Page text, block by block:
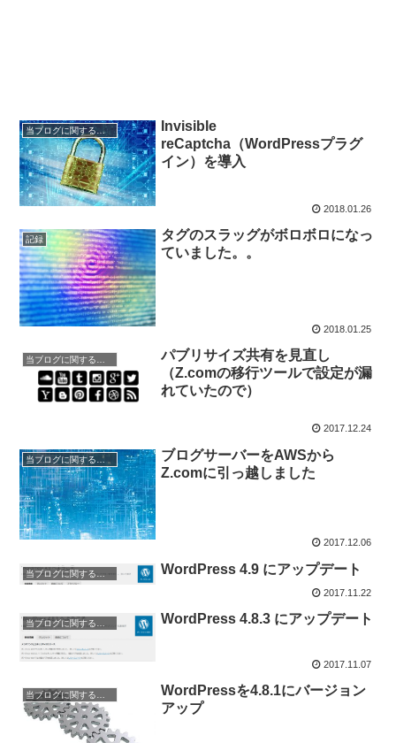
当ブログに関するお知らせ
Invisible
reCaptcha（WordPressプラグ
イン）を導入
2018.01.26
記録
タグのスラッグがボロボロになっ
ていました。。
2018.01.25
パブリサイズ共有を見直し
（Z.comの移行ツールで設定が漏
れていたので）
2017.12.24
当ブログに関するお知らせ
ブログサーバーをAWSから
Z.comに引っ越しました
2017.12.06
WordPress 4.9 にアップデート
2017.11.22
WordPress 4.8.3 にアップデート
2017.11.07
WordPressを4.8.1にバージョン
アップ